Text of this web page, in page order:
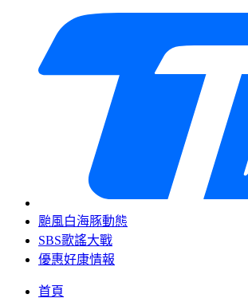
颱風白海豚動態
SBS歌謠大戰
優惠好康情報
首頁